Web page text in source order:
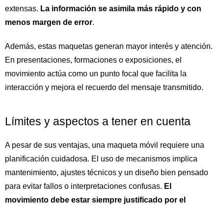
extensas. La información se asimila más rápido y con
menos margen de error.
Además, estas maquetas generan mayor interés y atención.
En presentaciones, formaciones o exposiciones, el
movimiento actúa como un punto focal que facilita la
interacción y mejora el recuerdo del mensaje transmitido.
Límites y aspectos a tener en cuenta
A pesar de sus ventajas, una maqueta móvil requiere una
planificación cuidadosa. El uso de mecanismos implica
mantenimiento, ajustes técnicos y un diseño bien pensado
para evitar fallos o interpretaciones confusas. El
movimiento debe estar siempre justificado por el